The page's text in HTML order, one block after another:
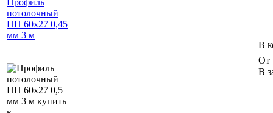
потолочный
ПП 60х27 0,45
мм 3 м
В
От
В